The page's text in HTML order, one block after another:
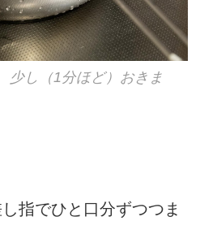
少し（1分ほど）おきま
指でひと口分ずつつま